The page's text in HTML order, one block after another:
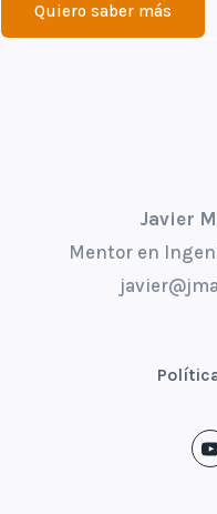
Quiero saber más
Javier
Mentor en